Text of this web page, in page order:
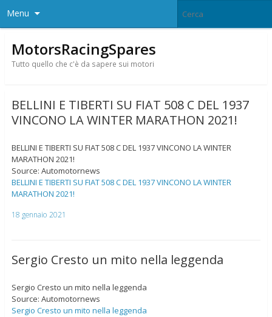
Menu
MotorsRacingSpares
Tutto quello che c'è da sapere sui motori
BELLINI E TIBERTI SU FIAT 508 C DEL 1937
VINCONO LA WINTER MARATHON 2021!
BELLINI E TIBERTI SU FIAT 508 C DEL 1937 VINCONO LA WINTER
MARATHON 2021!
Source: Automotornews
BELLINI E TIBERTI SU FIAT 508 C DEL 1937 VINCONO LA WINTER
MARATHON 2021!
18 gennaio 2021
Sergio Cresto un mito nella leggenda
Sergio Cresto un mito nella leggenda
Source: Automotornews
Sergio Cresto un mito nella leggenda